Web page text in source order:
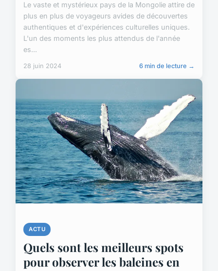
Le vaste et mystérieux pays de la Mongolie attire de
plus en plus de voyageurs avides de découvertes
authentiques et d'expériences culturelles uniques.
L'un des moments les plus attendus de l'année
es...
28 juin 2024 6 min de lecture →
ACTU
Quels sont les meilleurs spots
pour observer les baleines en